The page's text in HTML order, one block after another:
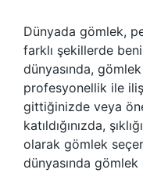
Dünyada gömlek,
farklı şekillerde
dünyasında,
profesyonellik ile
gittiğinizde veya
katıldığınızda,
olarak gömlek
dünyasında